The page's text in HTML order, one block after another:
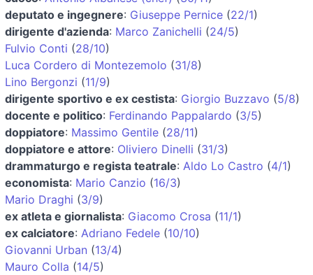
deputato e ingegnere: Giuseppe Pernice (22/1)
dirigente d'azienda: Marco Zanichelli (24/5)
Fulvio Conti (28/10)
Luca Cordero di Montezemolo (31/8)
Lino Bergonzi (11/9)
dirigente sportivo e ex cestista: Giorgio Buzzavo (5/8)
docente e politico: Ferdinando Pappalardo (3/5)
doppiatore: Massimo Gentile (28/11)
doppiatore e attore: Oliviero Dinelli (31/3)
drammaturgo e regista teatrale: Aldo Lo Castro (4/1)
economista: Mario Canzio (16/3)
Mario Draghi (3/9)
ex atleta e giornalista: Giacomo Crosa (11/1)
ex calciatore: Adriano Fedele (10/10)
Giovanni Urban (13/4)
Mauro Colla (14/5)